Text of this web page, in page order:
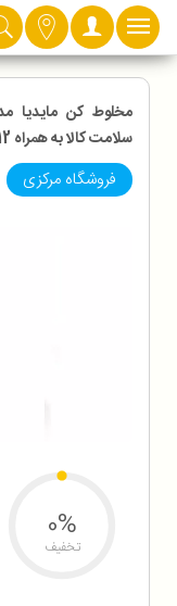
دسته بندی
سلامت کالا به همراه 12 ماه گارانتی
فروشگاه مرکزی
0%
تخفیف